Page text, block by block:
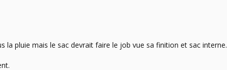
pluie mais le sac devrait faire le job vue sa finition et sac interne.